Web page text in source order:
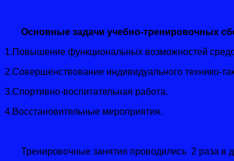
Основные задачи учебно-тренировочных
1.Повышение функциональных возможностей
2.Совершенствование индивидуального технико-
3.Спортивно-воспитательная работа.
4.Восстановительные мероприятия.
Тренировочные занятия проводились 2 раза в